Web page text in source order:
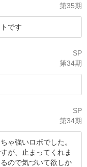
第35期
です
SP
第34期
SP
第34期
ゃ強いロボでした。
が、止まってくれま
ので気づいて欲しか